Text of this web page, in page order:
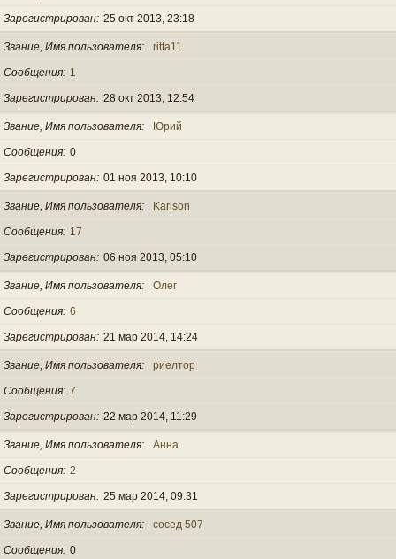
Зарегистрирован 25 окт 2013, 23:18
Звание, Имя пользователя ritta11
Сообщения 1
Зарегистрирован 28 окт 2013, 12:54
Звание, Имя пользователя Юрий
Сообщения 0
Зарегистрирован 01 ноя 2013, 10:10
Звание, Имя пользователя Karlson
Сообщения 17
Зарегистрирован 06 ноя 2013, 05:10
Звание, Имя пользователя Олег
Сообщения 6
Зарегистрирован 21 мар 2014, 14:24
Звание, Имя пользователя риелтор
Сообщения 7
Зарегистрирован 22 мар 2014, 11:29
Звание, Имя пользователя Анна
Сообщения 2
Зарегистрирован 25 мар 2014, 09:31
Звание, Имя пользователя сосед 507
Сообщения 0